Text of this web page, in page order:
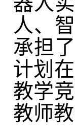
人、
承担
计划
教学
教师